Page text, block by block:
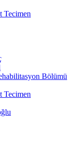
Tecimen
Bölümü
Tecimen